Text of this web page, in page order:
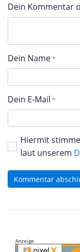
Dein Kommentar
Dein Name
Dein E-Mail
Hiermit
laut unserem
Kommentar
Anzeige